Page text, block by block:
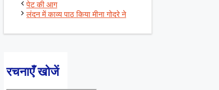
पेट की आग
लंदन में काव्य पाठ किया मीना गोदरे ने
रचनाएँ खोजें